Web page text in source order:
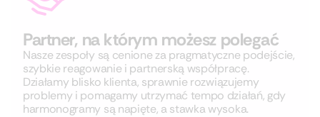
Partner, na którym możesz polegać
Nasze zespoły są cenione za pragmatyczne podejście,
szybkie reagowanie i partnerską współpracę.
Działamy blisko klienta, sprawnie rozwiązujemy
problemy i pomagamy utrzymać tempo działań, gdy
harmonogramy są napięte, a stawka wysoka.